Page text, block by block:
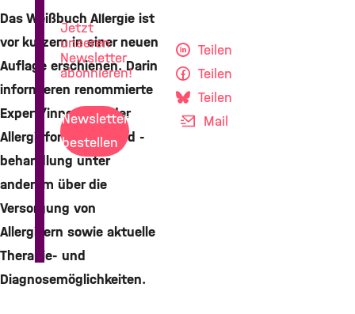
Das Weißbuch Allergie ist
vor kurzem in einer neuen
Auflage erschienen. Darin
informieren renommierte
Expert/innen aus der
Allergieforschung und -
behandlung unter
anderem über die
Versorgung von
Allergikern sowie aktuelle
Therapie- und
Diagnosemöglichkeiten.
Teilen
Teilen
Teilen
Mail
Allergieforschung
Jetzt
unseren
Newsletter
abonnieren!
Newsletter
bestellen